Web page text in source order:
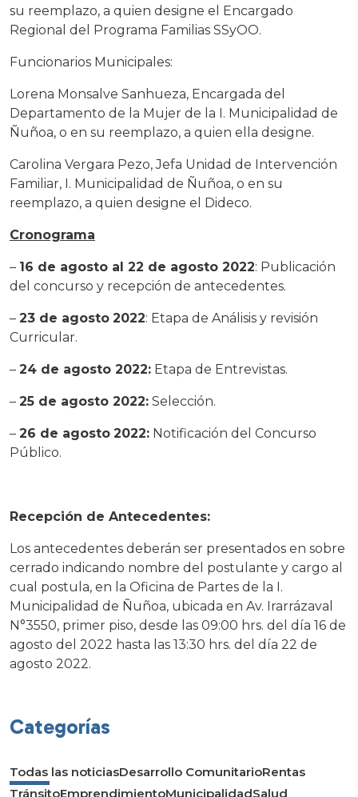
su reemplazo, a quien designe el Encargado
Regional del Programa Familias SSyOO.
Funcionarios Municipales:
Lorena Monsalve Sanhueza, Encargada del
Departamento de la Mujer de la I. Municipalidad de
Ñuñoa, o en su reemplazo, a quien ella designe.
Carolina Vergara Pezo, Jefa Unidad de Intervención
Familiar, I. Municipalidad de Ñuñoa, o en su
reemplazo, a quien designe el Dideco.
Cronograma
– 16 de agosto al 22 de agosto 2022: Publicación
del concurso y recepción de antecedentes.
– 23 de agosto 2022: Etapa de Análisis y revisión
Curricular.
– 24 de agosto 2022: Etapa de Entrevistas.
– 25 de agosto 2022: Selección.
– 26 de agosto 2022: Notificación del Concurso
Público.
Recepción de Antecedentes:
Los antecedentes deberán ser presentados en sobre
cerrado indicando nombre del postulante y cargo al
cual postula, en la Oficina de Partes de la I.
Municipalidad de Ñuñoa, ubicada en Av. Irarrázaval
N°3550, primer piso, desde las 09:00 hrs. del día 16 de
agosto del 2022 hasta las 13:30 hrs. del día 22 de
agosto 2022.
Categorías
Todas las noticiasDesarrollo ComunitarioRentas
TránsitoEmprendimientoMunicipalidadSalud